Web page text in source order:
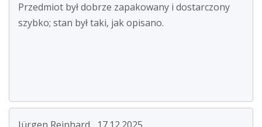
Przedmiot był dobrze zapakowany i dostarczony
szybko; stan był taki, jak opisano.